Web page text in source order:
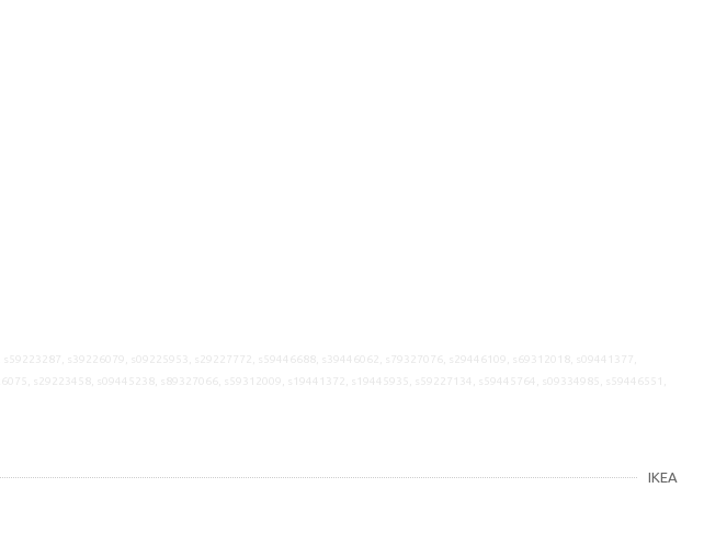
IKEA